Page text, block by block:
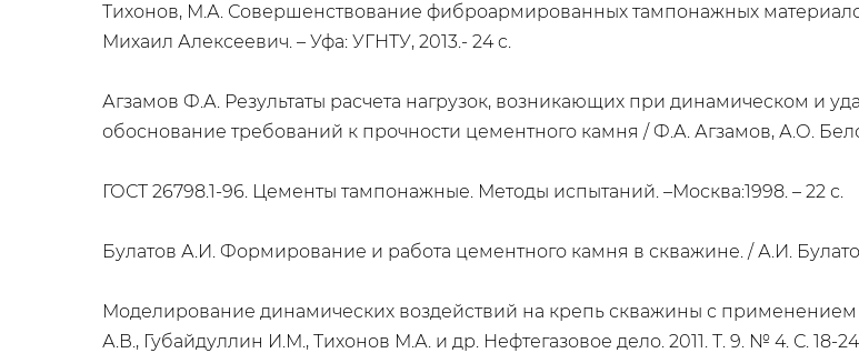
Тихонов, М.А. Совершенствование фиброармированных тампонажных материалов:
Михаил Алексеевич. – Уфа: УГНТУ, 2013.- 24 c.
Агзамов Ф.А. Результаты расчета нагрузок, возникающих при динамическом и
обоснование требований к прочности цементного камня / Ф.А. Агзамов, А.О.
ГОСТ 26798.1-96. Цементы тампонажные. Методы испытаний. –Москва:1998. – 22 с.
Булатов А.И. Формирование и работа цементного камня в скважине. / А.И.
Моделирование динамических воздействий на крепь скважины с
А.В., Губайдуллин И.М., Тихонов М.А. и др. Нефтегазовое дело. 2011. Т. 9. № 4. С. 18-24